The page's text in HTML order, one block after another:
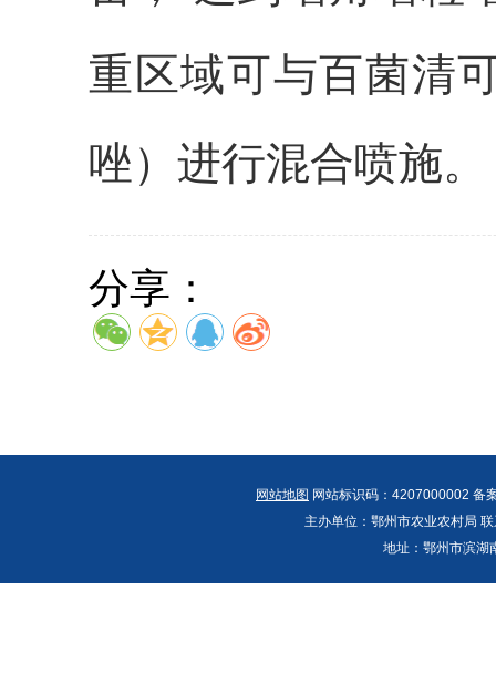
重区域可与百菌清
唑）进行混合喷施。
分享：
网站地图 网站标识码：4207000002
主办单位：鄂州市农业农村局
地址：鄂州市滨湖